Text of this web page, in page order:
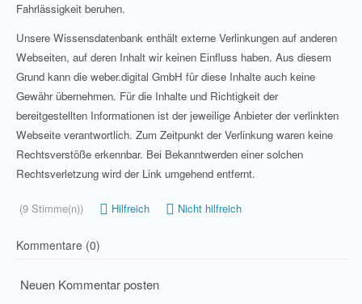
Fahrlässigkeit beruhen.
Unsere Wissensdatenbank enthält externe Verlinkungen auf anderen
Webseiten, auf deren Inhalt wir keinen Einfluss haben. Aus diesem
Grund kann die weber.digital GmbH für diese Inhalte auch keine
Gewähr übernehmen. Für die Inhalte und Richtigkeit der
bereitgestellten Informationen ist der jeweilige Anbieter der verlinkten
Webseite verantwortlich. Zum Zeitpunkt der Verlinkung waren keine
Rechtsverstöße erkennbar. Bei Bekanntwerden einer solchen
Rechtsverletzung wird der Link umgehend entfernt.
(9 Stimme(n)) Hilfreich Nicht hilfreich
Kommentare (0)
Neuen Kommentar posten